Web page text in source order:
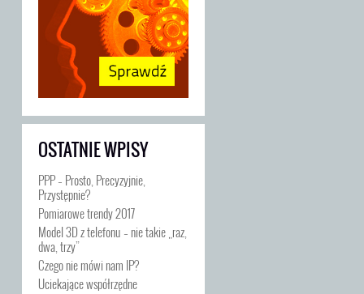
OSTATNIE WPISY
PPP – Prosto, Precyzyjnie,
Przystępnie?
Pomiarowe trendy 2017
Model 3D z telefonu – nie takie „raz,
dwa, trzy”
Czego nie mówi nam IP?
Uciekające współrzędne